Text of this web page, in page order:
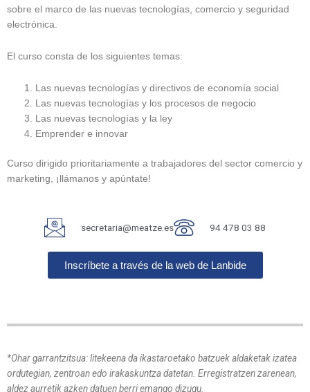
sobre el marco de las nuevas tecnologías, comercio y seguridad
electrónica.
El curso consta de los siguientes temas:
Las nuevas tecnologías y directivos de economía social
Las nuevas tecnologías y los procesos de negocio
Las nuevas tecnologías y la ley
Emprender e innovar
Curso dirigido prioritariamente a trabajadores del sector comercio y
marketing, ¡llámanos y apúntate!
secretaria@meatze.es 94 478 03 88
Inscríbete a través de la web de Lanbide
*Ohar garrantzitsua: litekeena da ikastaroetako batzuek aldaketak izatea
ordutegian, zentroan edo irakaskuntza datetan. Erregistratzen zarenean,
aldez aurretik azken datuen berri emango dizugu.